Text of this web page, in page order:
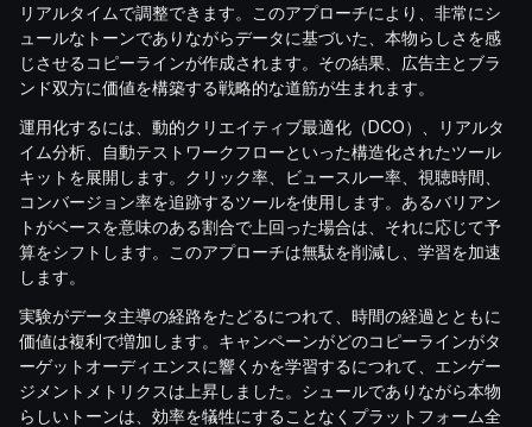
リアルタイムで調整できます。このアプローチにより、非常にシ
ュールなトーンでありながらデータに基づいた、本物らしさを感
じさせるコピーラインが作成されます。その結果、広告主とブラ
ンド双方に価値を構築する戦略的な道筋が生まれます。
運用化するには、動的クリエイティブ最適化（DCO）、リアルタ
イム分析、自動テストワークフローといった構造化されたツール
キットを展開します。クリック率、ビュースルー率、視聴時間、
コンバージョン率を追跡するツールを使用します。あるバリアン
トがベースを意味のある割合で上回った場合は、それに応じて予
算をシフトします。このアプローチは無駄を削減し、学習を加速
します。
実験がデータ主導の経路をたどるにつれて、時間の経過とともに
価値は複利で増加します。キャンペーンがどのコピーラインがタ
ーゲットオーディエンスに響くかを学習するにつれて、エンゲー
ジメントメトリクスは上昇しました。シュールでありながら本物
らしいトーンは、効率を犠牲にすることなくプラットフォーム全